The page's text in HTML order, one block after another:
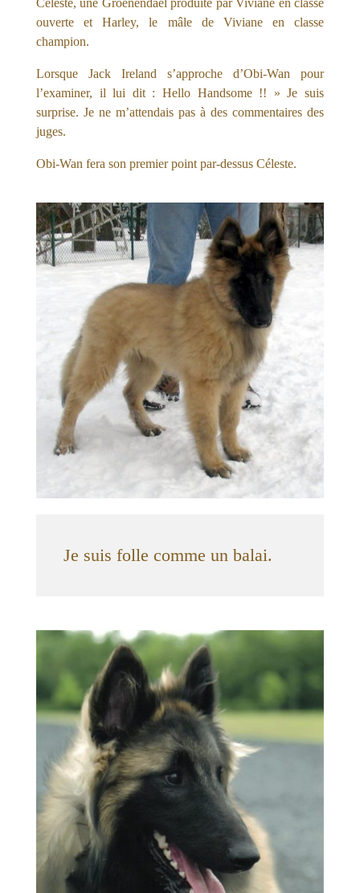
ouverte et Harley, le mâle de Viviane en classe
champion.
Lorsque Jack Ireland s’approche d’Obi-Wan pour
l’examiner, il lui dit : Hello Handsome !! » Je suis
surprise. Je ne m’attendais pas à des commentaires des
juges.
Obi-Wan fera son premier point par-dessus Céleste.
Je suis folle comme un balai.